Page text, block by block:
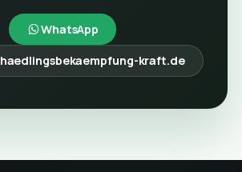
WhatsApp
kraft.de